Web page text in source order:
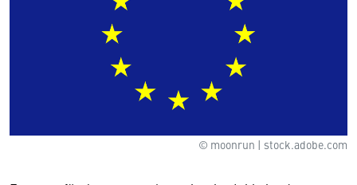
© moonrun | stock.adobe.com